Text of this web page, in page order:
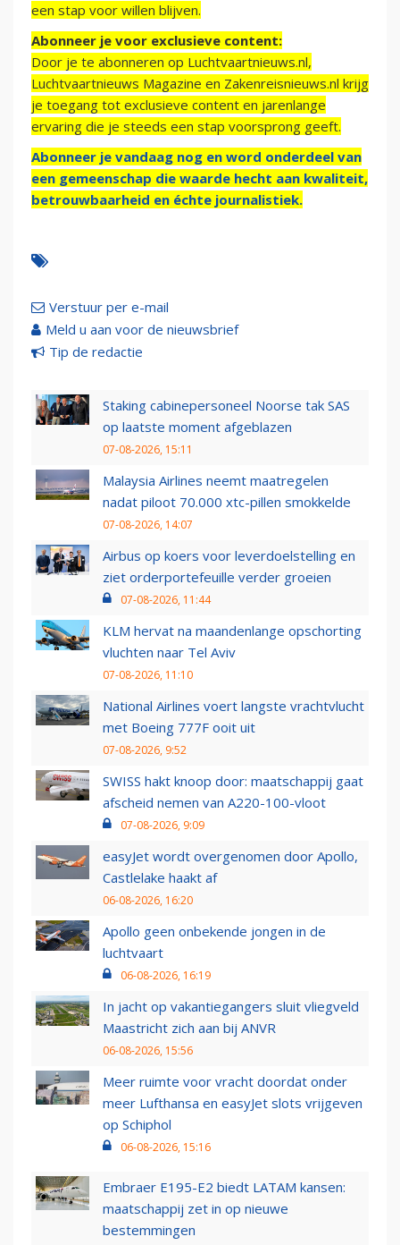
een stap voor willen blijven.
Abonneer je voor exclusieve content:
Door je te abonneren op Luchtvaartnieuws.nl,
Luchtvaartnieuws Magazine en Zakenreisnieuws.nl krijg
je toegang tot exclusieve content en jarenlange
ervaring die je steeds een stap voorsprong geeft.
Abonneer je vandaag nog en word onderdeel van
een gemeenschap die waarde hecht aan kwaliteit,
betrouwbaarheid en échte journalistiek.
Verstuur per e-mail
Meld u aan voor de nieuwsbrief
Tip de redactie
Staking cabinepersoneel Noorse tak SAS
op laatste moment afgeblazen
07-08-2026, 15:11
Malaysia Airlines neemt maatregelen
nadat piloot 70.000 xtc-pillen smokkelde
07-08-2026, 14:07
Airbus op koers voor leverdoelstelling en
ziet orderportefeuille verder groeien
07-08-2026, 11:44
KLM hervat na maandenlange opschorting
vluchten naar Tel Aviv
07-08-2026, 11:10
National Airlines voert langste vrachtvlucht
met Boeing 777F ooit uit
07-08-2026, 9:52
SWISS hakt knoop door: maatschappij gaat
afscheid nemen van A220-100-vloot
07-08-2026, 9:09
easyJet wordt overgenomen door Apollo,
Castlelake haakt af
06-08-2026, 16:20
Apollo geen onbekende jongen in de
luchtvaart
06-08-2026, 16:19
In jacht op vakantiegangers sluit vliegveld
Maastricht zich aan bij ANVR
06-08-2026, 15:56
Meer ruimte voor vracht doordat onder
meer Lufthansa en easyJet slots vrijgeven
op Schiphol
06-08-2026, 15:16
Embraer E195-E2 biedt LATAM kansen:
maatschappij zet in op nieuwe
bestemmingen